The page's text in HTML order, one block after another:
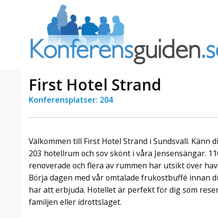
First Hotel Strand
Konferensplatser: 204
Välkommen till First Hotel Strand i Sundsvall. Känn
203 hotellrum och sov skönt i våra Jensensängar.
renoverade och flera av rummen har utsikt över
Börja dagen med vår omtalade frukostbuffé innan
har att erbjuda. Hotellet är perfekt för dig som
familjen eller idrottslaget.
av att
här är
Erbjudande från Sheraton
Välkommen att fira in julen
2026 hos oss. Mellan den 23
november och 19 december
förvandlar vi våra lokaler till en
stämningsfull mötesplats där
hantverk, tradi ...